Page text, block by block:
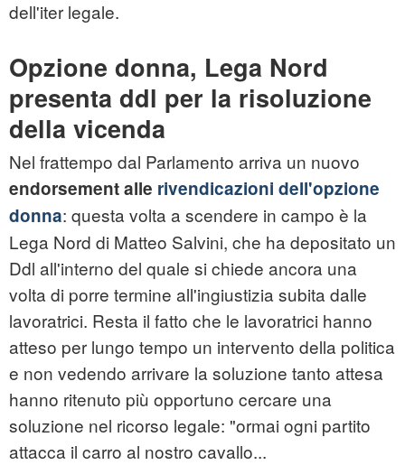
dell'iter legale.
Opzione donna, Lega Nord
presenta ddl per la risoluzione
della vicenda
Nel frattempo dal Parlamento arriva un nuovo
endorsement alle rivendicazioni dell'opzione
donna: questa volta a scendere in campo è la
Lega Nord di Matteo Salvini, che ha depositato un
Ddl all'interno del quale si chiede ancora una
volta di porre termine all'ingiustizia subita dalle
lavoratrici. Resta il fatto che le lavoratrici hanno
atteso per lungo tempo un intervento della politica
e non vedendo arrivare la soluzione tanto attesa
hanno ritenuto più opportuno cercare una
soluzione nel ricorso legale: "ormai ogni partito
attacca il carro al nostro cavallo...